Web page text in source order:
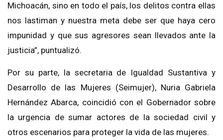
Michoacán, sino en todo el país, los delitos contra ellas
nos lastiman y nuestra meta debe ser que haya cero
impunidad y que sus agresores sean llevados ante la
justicia”, puntualizó.
Por su parte, la secretaria de Igualdad Sustantiva y
Desarrollo de las Mujeres (Seimujer), Nuria Gabriela
Hernández Abarca, coincidió con el Gobernador sobre
la urgencia de sumar actores de la sociedad civil y
otros escenarios para proteger la vida de las mujeres.